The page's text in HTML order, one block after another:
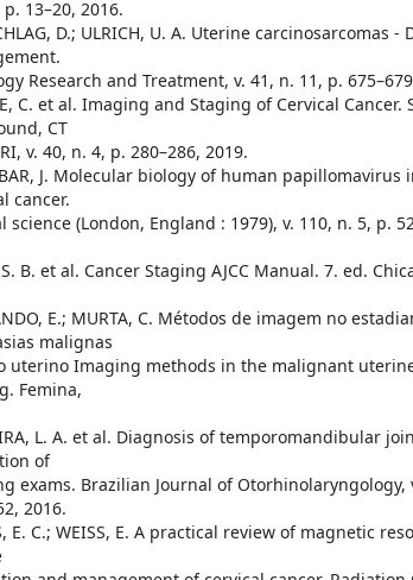
p. 13–20, 2016.
D.; ULRICH, U. A. Uterine carcinosarcomas -
Research and Treatment, v. 41, n. 11, p.
C. et al. Imaging and Staging of Cervical Cancer.
CT
v. 40, n. 4, p. 280–286, 2019.
J. Molecular biology of human papillomavirus
cancer.
science (London, England : 1979), v. 110, n. 5, p.
S. B. et al. Cancer Staging AJCC Manual. 7. ed.
E.; MURTA, C. Métodos de imagem no
malignas
uterino Imaging methods in the malignant
Femina,
L. A. et al. Diagnosis of temporomandibular
of
exams. Brazilian Journal of Otorhinolaryngology,
2016.
E. C.; WEISS, E. A practical review of magnetic